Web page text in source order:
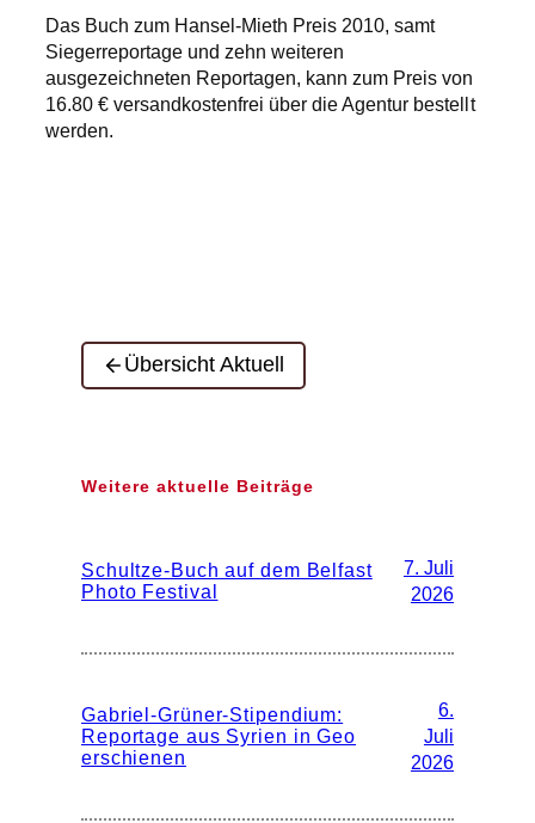
Das Buch zum Hansel-Mieth Preis 2010, samt
Siegerreportage und zehn weiteren
ausgezeichneten Reportagen, kann zum Preis von
16.80 € versandkostenfrei über die Agentur bestellt
werden.
Übersicht Aktuell
Weitere aktuelle Beiträge
Schultze-Buch auf dem Belfast
Photo Festival
7. Juli
2026
Gabriel-Grüner-Stipendium:
Reportage aus Syrien in Geo
erschienen
6.
Juli
2026